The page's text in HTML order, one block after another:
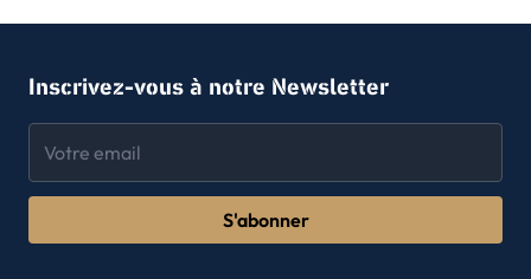
Inscrivez-vous à notre Newsletter
S'abonner